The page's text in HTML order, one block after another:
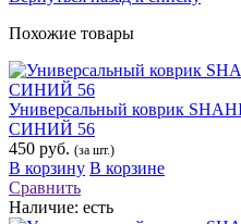
Похожие товары
Универсальный коврик
СИНИЙ 56
450 руб. (за шт.)
В корзину В корзине
Сравнить
Наличие: есть